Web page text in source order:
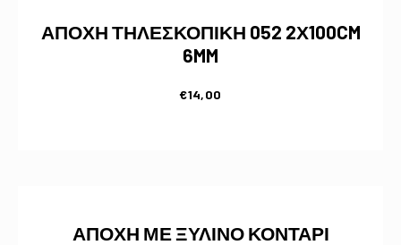
ΑΠΟΧΗ ΤΗΛΕΣΚΟΠΙΚΗ 052 2Χ100CM
6MM
€14,00
ΑΠΟΧΗ ΜΕ ΞΥΛΙΝΟ ΚΟΝΤΑΡΙ